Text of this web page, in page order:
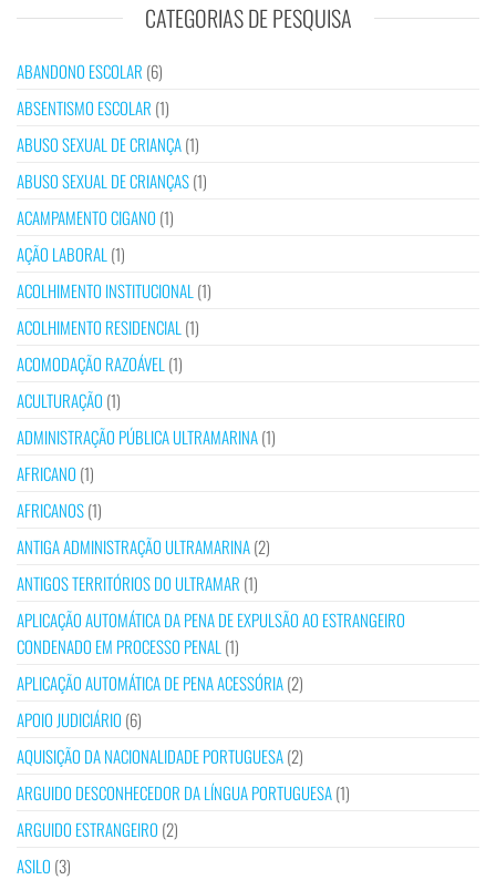
CATEGORIAS DE PESQUISA
ABANDONO ESCOLAR (6)
ABSENTISMO ESCOLAR (1)
ABUSO SEXUAL DE CRIANÇA(1)
ABUSO SEXUAL DE CRIANÇAS(1)
ACAMPAMENTO CIGANO (1)
AÇÃO LABORAL (1)
ACOLHIMENTO INSTITUCIONAL (1)
ACOLHIMENTO RESIDENCIAL (1)
ACOMODAÇÃO RAZOÁVEL (1)
ACULTURAÇÃO (1)
ADMINISTRAÇÃO PÚBLICA ULTRAMARINA(1)
AFRICANO (1)
AFRICANOS(1)
ANTIGA ADMINISTRAÇÃO ULTRAMARINA(2)
ANTIGOS TERRITÓRIOS DO ULTRAMAR (1)
APLICAÇÃO AUTOMÁTICA DA PENA DE EXPULSÃO AO ESTRANGEIRO
CONDENADO EM PROCESSO PENAL (1)
APLICAÇÃO AUTOMÁTICA DE PENA ACESSÓRIA(2)
APOIO JUDICIÁRIO (6)
AQUISIÇÃO DA NACIONALIDADE PORTUGUESA(2)
ARGUIDO DESCONHECEDOR DA LÍNGUA PORTUGUESA(1)
ARGUIDO ESTRANGEIRO (2)
ASILO (3)